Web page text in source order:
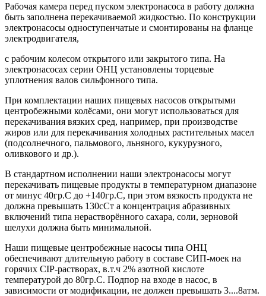
Рабочая камера перед пуском электронасоса в работу должна
быть заполнена перекачиваемой жидкостью. По конструкции
электронасосы одноступенчатые и смонтированы на фланце
электродвигателя,
с рабочим колесом открытого или закрытого типа. На
электронасосах серии ОНЦ установлены торцевые
уплотнения валов сильфонного типа.
При комплектации наших пищевых насосов открытыми
центробежными колёсами, они могут использоваться для
перекачивания вязких сред, например, при производстве
жиров или для перекачивания холодных растительных масел
(подсолнечного, пальмового, льняного, кукурузного,
оливкового и др.).
В стандартном исполнении наши электронасосы могут
перекачивать пищевые продукты в температурном диапазоне
от минус 40гр.С до +140гр.С, при этом вязкость продукта не
должна превышать 130сСт а концентрация абразивных
включений типа нерастворённого сахара, соли, зерновой
шелухи должна быть минимальной.
Наши пищевые центробежные насосы типа ОНЦ
обеспечивают длительную работу в составе СИП-моек на
горячих CIP-растворах, в.т.ч 2% азотной кислоте
температурой до 80гр.С. Подпор на входе в насос, в
зависимости от модификации, не должен превышать 3....8атм.